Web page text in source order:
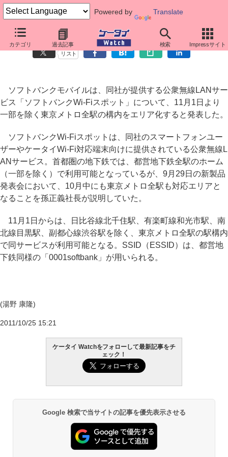
Powered by Translate
カテゴリ 過去記事 検索 Impressサイト
ソフトバンクWi-Fiスポット、東京メトロの駅構内をエリア化
リスト
ソフトバンクモバイルは、同社が提供する公衆無線LANサー
ビス「ソフトバンクWi-Fiスポット」について、11月1日より
一部を除く東京メトロ全駅の構内をエリア化すると発表した。
ソフトバンクWi-Fiスポットは、同社のスマートフォンユー
ザーやケータイWi-Fi対応端末向けに提供されている公衆無線L
ANサービス。首都圏の地下鉄では、都営地下鉄全駅のホーム
（一部を除く）で利用可能となっているが、9月29日の新製品
発表会において、10月中にも東京メトロ全駅も対応エリアと
なることを孫正義社長が説明していた。
11月1日からは、日比谷線北千住駅、有楽町線和光市駅、南
北線目黒駅、副都心線渋谷駅を除く、東京メトロ全駅の駅構内
で同サービスが利用可能となる。SSID（ESSID）は、都営地
下鉄同様の「0001softbank」が用いられる。
(湯野 康隆)
2011/10/25 15:21
ケータイ Watchをフォローして最新記事をチ
ェック！
Google 検索で当サイトの記事を優先表示させる